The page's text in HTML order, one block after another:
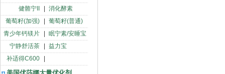
健骼宁II
消化酵素
葡萄籽(加强)
葡萄籽(普通)
青少年钙镁片
眠宁素/安睡宝
宁静舒活茶
益力宝
补适得C600